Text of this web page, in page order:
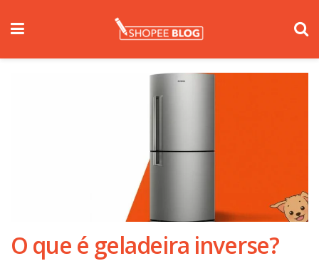
O que é geladeira inverse?